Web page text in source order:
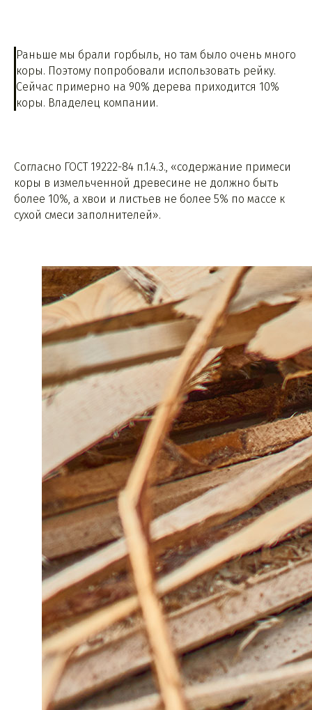
Раньше мы брали горбыль, но там было очень много
коры. Поэтому попробовали использовать рейку.
Сейчас примерно на 90% дерева приходится 10%
коры. Владелец компании.
Согласно ГОСТ 19222-84 п.1.4.3., «содержание примеси
коры в измельченной древесине не должно быть
более 10%, а хвои и листьев не более 5% по массе к
сухой смеси заполнителей».